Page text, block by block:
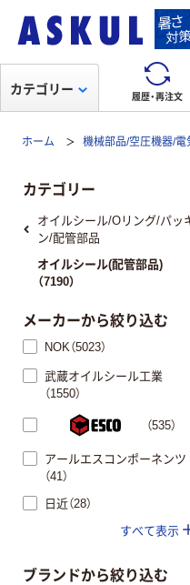
履歴・再注文
カテゴリー
ホーム 機械部品/空圧機器/電
カテゴリー
オイルシール/Oリング/パッ
ン/配管部品
オイルシール(配管部品)
（7190）
メーカーから絞り込む
NOK（5023）
武蔵オイルシール工業
（1550）
（535）
アールエスコンポーネンツ
（41）
日近（28）
すべて表示
ブランドから絞り込む